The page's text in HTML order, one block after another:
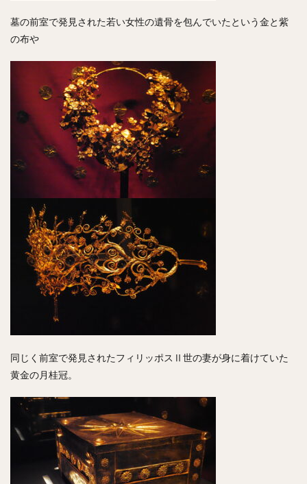
墓の前室で発見された若い女性の遺骨を包んでいたという金と紫
の布や
同じく前室で発見されたフィリッポスⅡ世の妻が身に着けていた
黄金の月桂冠。